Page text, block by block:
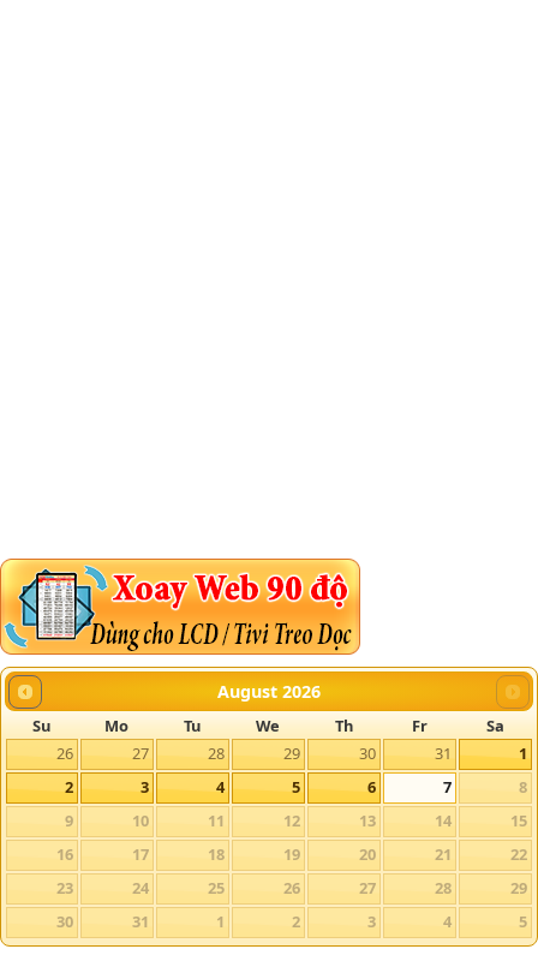
August 2026
Su Mo Tu We Th Fr
Sa
26
27 28 29 30 31
1
2
3 4 5 6 7
8
9
10 11 12 13 14
15
16
17 18 19 20 21
22
23
24 25 26 27 28
29
30
31 1 2 3 4 5